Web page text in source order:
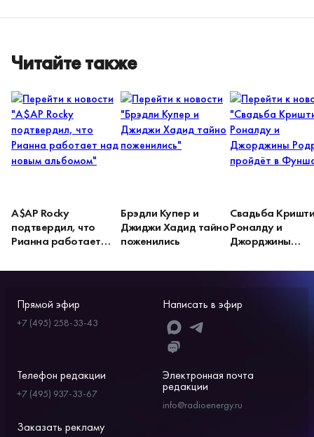
Читайте также
A$AP Rocky
подтвердил, что
Рианна работает
Брэдли Купер и
Джиджи Хадид тайно
поженились
Свадьба
Роналду и
Джорджины
Фуншале
Прямой эфир
+7 (495) 258-33-43
Написать в эфир
Телефон редакции
+7 (495) 937-33-67
Электронная почта
редакции
info@radioenergy.ru
Заказать рекламу